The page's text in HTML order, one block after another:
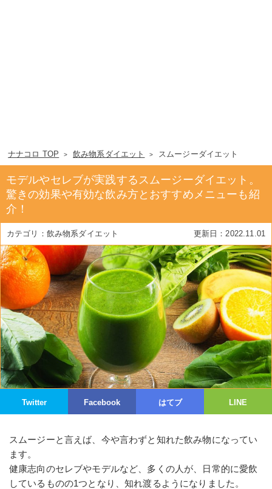
ナナコロ TOP 飲み物系ダイエット スムージーダイエット
モデルやセレブが実践するスムージーダイエット。
驚きの効果や有効な飲み方とおすすめメニューも紹
介！
飲み物系ダイエット 2022.11.01
Twitter Facebook はてブ LINE
スムージーと言えば、今や言わずと知れた飲み物になってい
ます。
健康志向のセレブやモデルなど、多くの人が、日常的に愛飲
しているものの1つとなり、知れ渡るようになりました。